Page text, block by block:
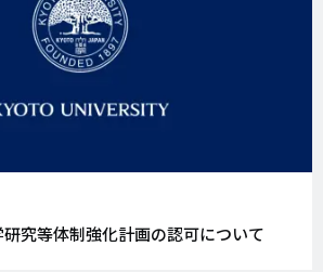
究等体制強化計画の認可について